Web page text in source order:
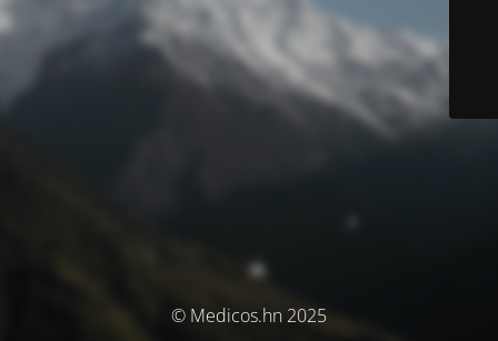
© Medicos.hn 2025